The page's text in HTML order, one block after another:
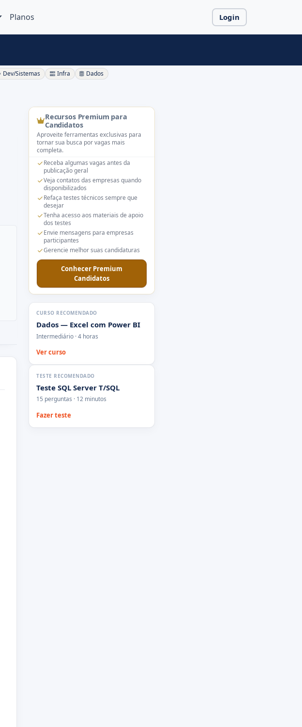
Planos Login
Dev/Sistemas Infra Dados
Recursos Premium para
Candidatos
Aproveite ferramentas exclusivas para
tornar sua busca por vagas mais
completa.
Receba algumas vagas antes da
publicação geral
Veja contatos das empresas quando
disponibilizados
Refaça testes técnicos sempre que
desejar
Tenha acesso aos materiais de apoio
dos testes
Envie mensagens para empresas
participantes
Gerencie melhor suas candidaturas
Conhecer Premium
Candidatos
CURSO RECOMENDADO
Dados — Excel com Power BI
Intermediário · 4 horas
Ver curso
TESTE RECOMENDADO
Teste SQL Server T/SQL
15 perguntas · 12 minutos
Fazer teste